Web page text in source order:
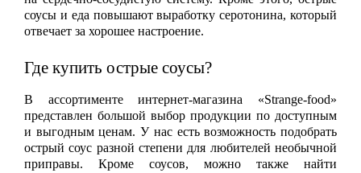
соусы и еда повышают выработку серотонина, который
отвечает за хорошее настроение.
Где купить острые соусы?
В ассортименте интернет-магазина «Strange-food»
представлен большой выбор продукции по доступным
и выгодным ценам. У нас есть возможность подобрать
острый соус разной степени для любителей необычной
приправы. Кроме соусов, можно также найти